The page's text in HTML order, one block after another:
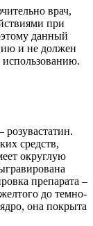
врач,
при
данный
и не должен
использованию.
розувастатин.
средств,
округлую
препарата –
до темно-
она покрыта